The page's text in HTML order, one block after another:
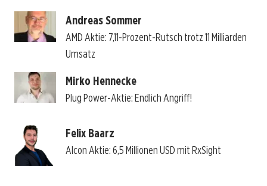
Andreas Sommer
AMD Aktie: 7,11-Prozent-Rutsch trotz 11 Milliarden
Umsatz
Mirko Hennecke
Plug Power-Aktie: Endlich Angriff!
Felix Baarz
Alcon Aktie: 6,5 Millionen USD mit RxSight